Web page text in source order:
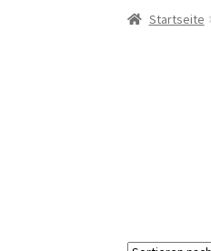
Startseite